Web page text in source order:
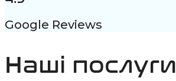
Google Reviews
Наші послуги